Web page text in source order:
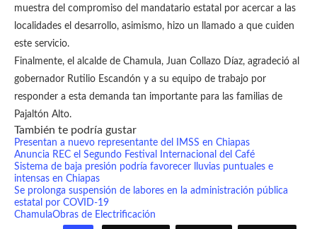
muestra del compromiso del mandatario estatal por acercar a las
localidades el desarrollo, asimismo, hizo un llamado a que cuiden
este servicio.
Finalmente, el alcalde de Chamula, Juan Collazo Díaz, agradeció al
gobernador Rutilio Escandón y a su equipo de trabajo por
responder a esta demanda tan importante para las familias de
Pajaltón Alto.
También te podría gustar
Presentan a nuevo representante del IMSS en Chiapas
Anuncia REC el Segundo Festival Internacional del Café
Sistema de baja presión podría favorecer lluvias puntuales e
intensas en Chiapas
Se prolonga suspensión de labores en la administración pública
estatal por COVID-19
ChamulaObras de Electrificación